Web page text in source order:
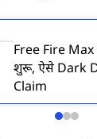
Free Fire
शुरू, ऐसे Dark
Claim